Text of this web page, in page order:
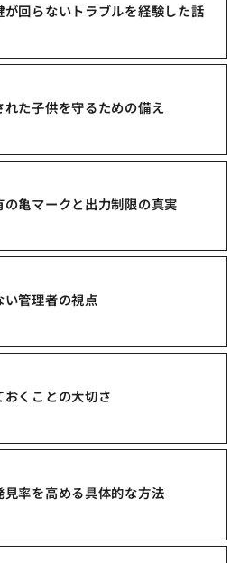
回らないトラブルを経験した話
た子供を守るための備え
亀マークと出力制限の真実
管理者の視点
くことの大切さ
率を高める具体的な方法